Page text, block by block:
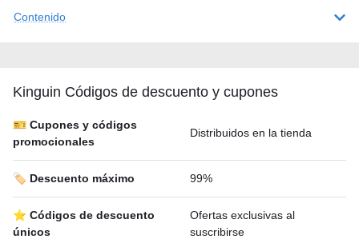
Contenido
Kinguin Códigos de descuento y cupones
🎫 Cupones y códigos
promocionales
Distribuidos en la tienda
🏷️ Descuento máximo 99%
⭐ Códigos de descuento
únicos
Ofertas exclusivas al
suscribirse